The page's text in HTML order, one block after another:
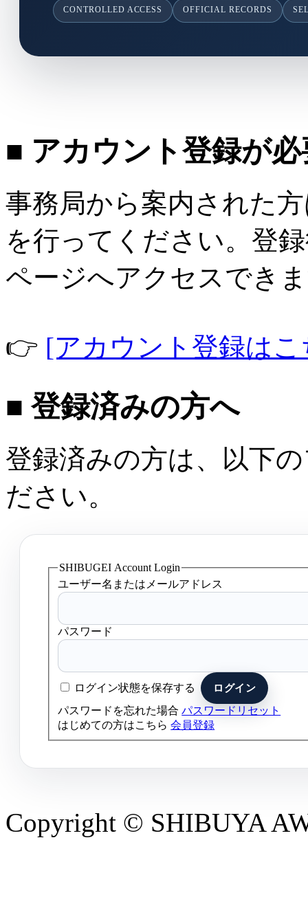
CONTROLLED ACCESS OFFICIAL RECORDS
■ アカウント登録が
事務局から案内された
を行ってください。登
ページへアクセスでき
👉 [アカウント登録は
■ 登録済みの方へ
登録済みの方は、以下
ださい。
SHIBUGEI Account Login
ユーザー名またはメールアドレス
パスワード
ログイン状態を保存する
パスワードを忘れた場合パスワードリセット
はじめての方はこちら会員登録
Copyright © SHIBUYA